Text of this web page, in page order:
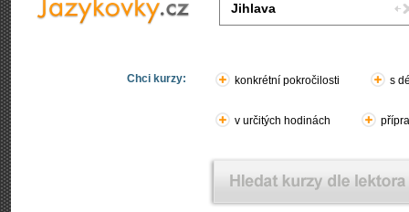
Chci kurzy: konkrétní pokročilosti s
v určitých hodinách